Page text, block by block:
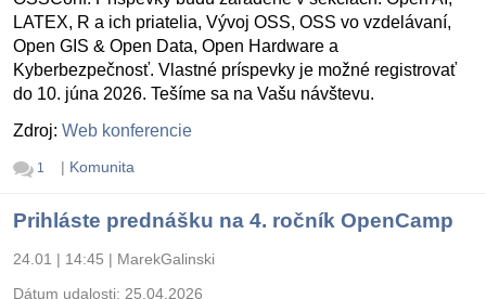
LATEX, R a ich priatelia, Vývoj OSS, OSS vo vzdelávaní,
Open GIS & Open Data, Open Hardware a
Kyberbezpečnosť. Vlastné príspevky je možné registrovať
do 10. júna 2026. Tešíme sa na Vašu návštevu.
Zdroj: Web konferencie
1 | Komunita
Prihláste prednášku na 4. ročník OpenCamp
24.01 | 14:45 | MarekGalinski
Dátum udalosti: 25.04.2026